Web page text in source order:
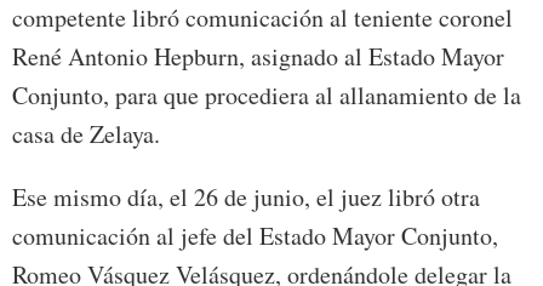
competente libró comunicación al teniente coronel
René Antonio Hepburn, asignado al Estado Mayor
Conjunto, para que procediera al allanamiento de la
casa de Zelaya.
Ese mismo día, el 26 de junio, el juez libró otra
comunicación al jefe del Estado Mayor Conjunto,
Romeo Vásquez Velásquez, ordenándole delegar la